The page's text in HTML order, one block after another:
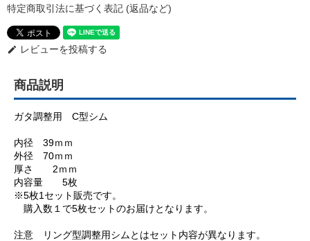
特定商取引法に基づく表記 (返品など)
edit レビューを投稿する
商品説明
ガタ調整用 C型シム
内径 39ｍｍ
外径 70ｍｍ
厚さ 2ｍｍ
内容量 5枚
※5枚1セット販売です。
購入数１で5枚セットのお届けとなります。
注意 リング型調整用シムとはセット内容が異なります。